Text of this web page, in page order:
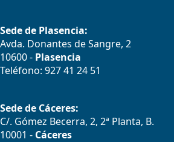
Sede de Plasencia:
Avda. Donantes de Sangre, 2
10600 - Plasencia
Teléfono: 927 41 24 51
Sede de Cáceres:
C/. Gómez Becerra, 2, 2ª Planta, B.
10001 - Cáceres